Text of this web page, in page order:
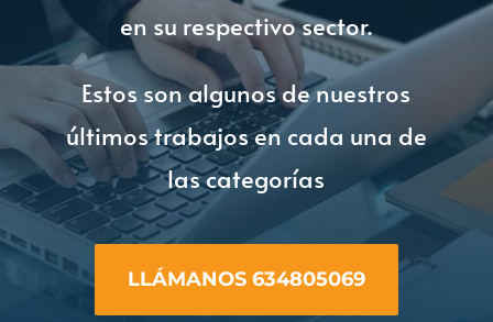
en su respectivo sector.
Estos son algunos de nuestros
últimos trabajos en cada una de
las categorías
LLÁMANOS 634805069